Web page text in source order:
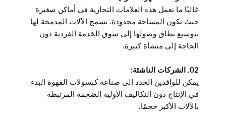
غالبًا ما تعمل هذه العلامات التجارية في أماكن صغيرة
حيث تكون المساحة محدودة. تسمح الآلات المدمجة لها
بتوسيع نطاق وصولها إلى سوق الخدمة الفردية دون
الحاجة إلى منشأة كبيرة.
02. الشركات الناشئة:
يمكن للوافدين الجدد إلى صناعة كبسولات القهوة البدء
في الإنتاج دون التكاليف الأولية الضخمة المرتبطة
بالآلات الأكبر حجمًا.